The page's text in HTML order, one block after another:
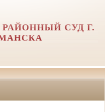
СУД Г.